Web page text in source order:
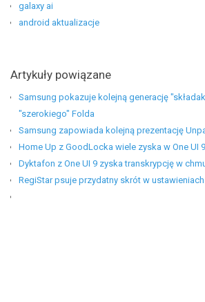
galaxy ai
android aktualizacje
Artykuły powiązane
Samsung pokazuje kolejną generację
"szerokiego" Folda
Samsung zapowiada kolejną prezentację
Home Up z GoodLocka wiele zyska w One UI
Dyktafon z One UI 9 zyska transkrypcję w
RegiStar psuje przydatny skrót w ustawieniach